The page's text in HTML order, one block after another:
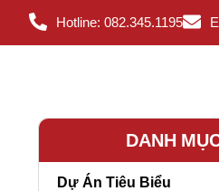
Hotline: 082.345.1195
DANH
Dự Án Tiêu Biểu